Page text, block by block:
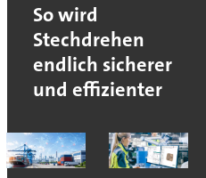
So wird
Stechdrehen
endlich sicherer
und effizienter